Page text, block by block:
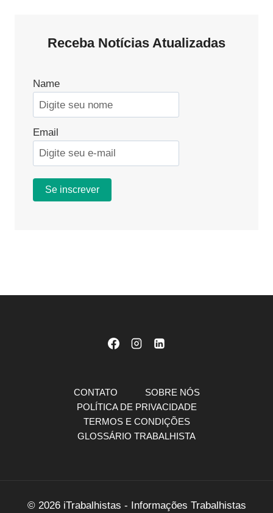
Receba Notícias Atualizadas
Name
Email
CONTATO
SOBRE NÓS
POLÍTICA DE PRIVACIDADE
TERMOS E CONDIÇÕES
GLOSSÁRIO TRABALHISTA
© 2026 iTrabalhistas - Informações Trabalhistas